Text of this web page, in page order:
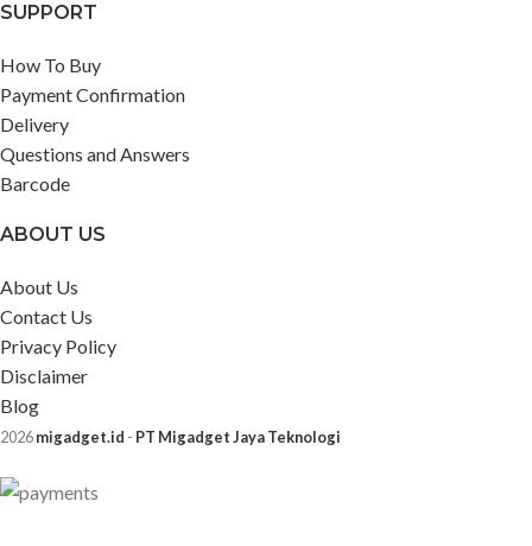
SUPPORT
How To Buy
Payment Confirmation
Delivery
Questions and Answers
Barcode
ABOUT US
About Us
Contact Us
Privacy Policy
Disclaimer
Blog
2026migadget.id - PT Migadget Jaya Teknologi